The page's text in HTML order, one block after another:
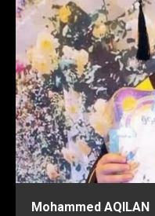
Mohammed AQILAN